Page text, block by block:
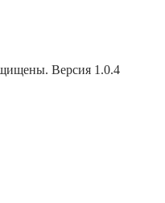
Версия 1.0.4